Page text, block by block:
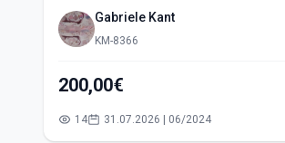
Gabriele Kant
KM-8366
200,00€
14 31.07.2026 | 06/2024